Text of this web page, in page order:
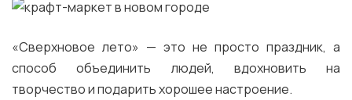
«Сверхновое лето» — это не просто праздник, а
способ объединить людей, вдохновить на
творчество и подарить хорошее настроение.